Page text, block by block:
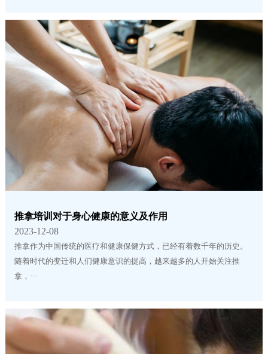
推拿培训对于身心健康的意义及作用
2023-12-08
推拿作为中国传统的医疗和健康保健方式，已经有着数千年的历史。
随着时代的变迁和人们健康意识的提高，越来越多的人开始关注推
拿，···